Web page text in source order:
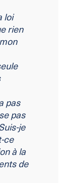
loi
rien
pas
pas
je
ce
à la
de